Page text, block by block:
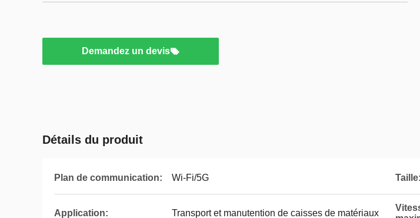
Demandez un devis
Détails du produit
Plan de communication: Wi-Fi/5G Taille:
Application: Transport et manutention de caisses de matériaux